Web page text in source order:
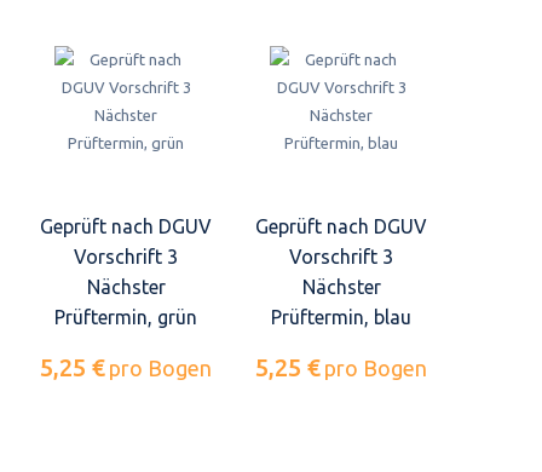
Geprüft nach DGUV
Vorschrift 3
Nächster
Prüftermin, grün
5,25 € pro Bogen
Geprüft nach DGUV
Vorschrift 3
Nächster
Prüftermin, blau
5,25 € pro Bogen